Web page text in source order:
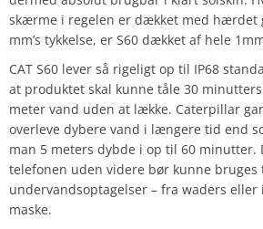
skærme i regelen er dækket med hærdet
mm’s tykkelse, er S60 dækket af hele
CAT S60 lever så rigeligt op til IP68
at produktet skal kunne tåle 30
meter vand uden at lække. Caterpillar
overleve dybere vand i længere tid end
man 5 meters dybde i op til 60 minutter.
telefonen uden videre bør kunne bruges
undervandsoptagelser – fra waders eller
maske.